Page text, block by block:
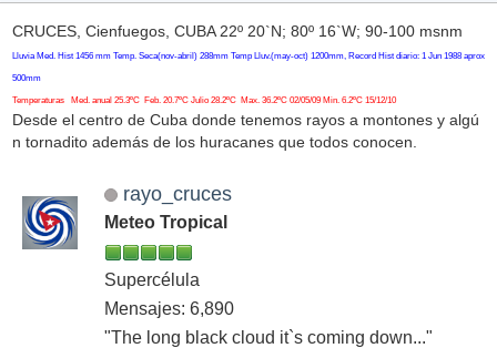
CRUCES, Cienfuegos, CUBA 22º 20`N; 80º 16`W; 90-100 msnm
Lluvia Med. Hist 1456 mm Temp. Seca(nov-abril) 288mm Temp Lluv.(may-oct) 1200mm, Record Hist diario: 1 Jun 1988 aprox
500mm
Temperaturas Med. anual 25.3ºC Feb. 20.7ºC Julio 28.2ºC Max. 36.2ºC 02/05/09 Min. 6.2ºC 15/12/10
Desde el centro de Cuba donde tenemos rayos a montones y algú
n tornadito además de los huracanes que todos conocen.
rayo_cruces
Meteo Tropical
Supercélula
Mensajes: 6,890
"The long black cloud it`s coming down..."